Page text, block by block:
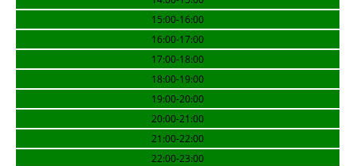
15:00-16:00
16:00-17:00
17:00-18:00
18:00-19:00
19:00-20:00
20:00-21:00
21:00-22:00
22:00-23:00